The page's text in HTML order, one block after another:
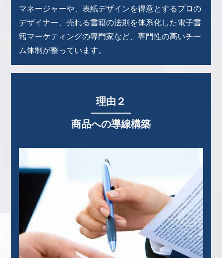
マネージャーや、表紙デザインを得意とするプロの
デザイナー、売れる書籍の法則を体系化した電子書
籍マーケティングの専門家など、専門性の高いチー
ム体制が整っています。
理由２
商品への導線構築